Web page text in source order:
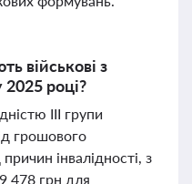
військові з
2025 році?
III групи
грошового
інвалідності, з
478 грн для